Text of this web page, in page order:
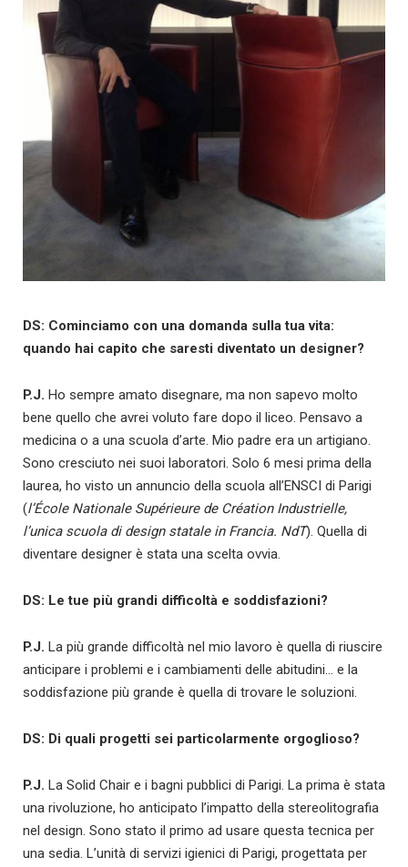
DS: Cominciamo con una domanda sulla tua vita:
quando hai capito che saresti diventato un designer?
P.J. Ho sempre amato disegnare, ma non sapevo molto
bene quello che avrei voluto fare dopo il liceo. Pensavo a
medicina o a una scuola d’arte. Mio padre era un artigiano.
Sono cresciuto nei suoi laboratori. Solo 6 mesi prima della
laurea, ho visto un annuncio della scuola all’ENSCI di Parigi
(l’École Nationale Supérieure de Création Industrielle,
l’unica scuola di design statale in Francia. NdT). Quella di
diventare designer è stata una scelta ovvia.
DS: Le tue più grandi difficoltà e soddisfazioni?
P.J. La più grande difficoltà nel mio lavoro è quella di riuscire
anticipare i problemi e i cambiamenti delle abitudini… e la
soddisfazione più grande è quella di trovare le soluzioni.
DS: Di quali progetti sei particolarmente orgoglioso?
P.J. La Solid Chair e i bagni pubblici di Parigi. La prima è stata
una rivoluzione, ho anticipato l’impatto della stereolitografia
nel design. Sono stato il primo ad usare questa tecnica per
una sedia. L’unità di servizi igienici di Parigi, progettata per